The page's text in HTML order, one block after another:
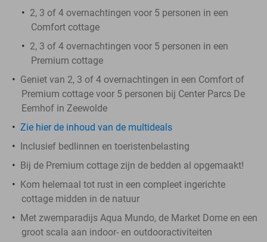
2, 3 of 4 overnachtingen voor 5 personen in een
Comfort cottage
2, 3 of 4 overnachtingen voor 5 personen in een
Premium cottage
Geniet van 2, 3 of 4 overnachtingen in een Comfort of
Premium cottage voor 5 personen bij Center Parcs De
Eemhof in Zeewolde
Zie hier de inhoud van de multideals
Inclusief bedlinnen en toeristenbelasting
Bij de Premium cottage zijn de bedden al opgemaakt!
Kom helemaal tot rust in een compleet ingerichte
cottage midden in de natuur
Met zwemparadijs Aqua Mundo, de Market Dome en een
groot scala aan indoor- en outdooractiviteiten